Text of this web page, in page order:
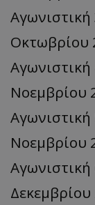
Οκτωβρίου
Νοεμβρίου
Νοεμβρίου